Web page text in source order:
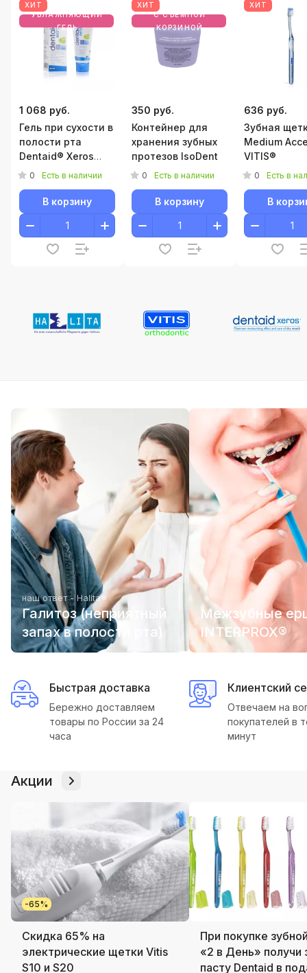
ХИТ
УВЛАЖНЯЮЩИЙ
ГЕЛЬ
1 068 руб.
Гель при сухости в
полости рта
Dentaid® Xeros
50мл зубные гели
0 Есть в наличии
В корзину
ХИТ
С СЪЕМНОЙ
КОРЗИНОЙ
350 руб.
Контейнер для
хранения зубных
протезов IsoDent
0 Есть в наличии
В корзину
ХИТ
636 руб.
Зубная
Medium
VITIS®
0 Есть в
В
наш ответ - Halita®
Галитоз (неприятный
запах в полости рта)
Межзубные
INTERPROX®
Быстрая доставка
Бережно доставляем
товары по России за 24
часа
Клиентский
Отвечаем на
покупателей в
минут
Акции
-65%
Скидка 65% на
электрические щетки Vitis
S10 и S20
При покупке
«2 в День» получи
пасту Dentaid в